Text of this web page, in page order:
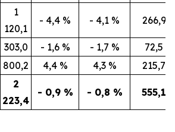
1
120,1
- 4,4 % - 4,1 % 266,9
303,0 - 1,6 % - 1,7 %
72,5
800,2 4,4 % 4,3 % 215,7
2
223,4
- 0,9 % - 0,8 % 555,1